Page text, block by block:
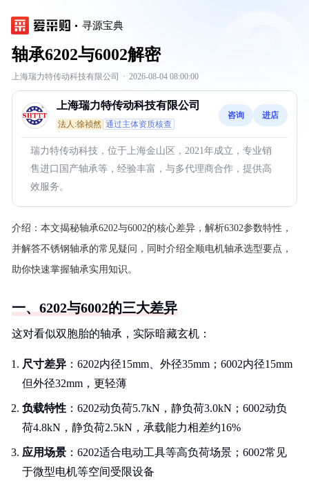
寻源宝典
轴承6202与6002解密
上海瑞力特传动科技有限公司 · 2026-08-04 08:00:00
上海瑞力特传动科技有限公司
法人:徐祯然 通过主体资质核查
咨询 进店
瑞力特传动科技，位于上海金山区，2021年成立，专业销
售进口国产轴承等，经验丰富，与多代理商合作，提供高
效服务。
介绍： 本文揭秘轴承6202与6002的核心差异，解析6302参数特性，
并解答不锈钢轴承的常见疑问，同时介绍全顺电机轴承选型要点，
助你快速掌握轴承实用知识。
一、6202与6002的三大差异
这对看似双胞胎的轴承，实际暗藏玄机：
尺寸差异 ：6202内径15mm、外径35mm；6002内径15mm
但外径32mm，更轻薄
负载特性 ：6202动负荷5.7kN，静负荷3.0kN；6002动负
荷4.8kN，静负荷2.5kN，承载能力相差约16%
应用场景 ：6202适合电动工具等高负荷场景；6002常见
于微型电机等空间受限设备